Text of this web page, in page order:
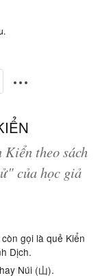
theo sách
của học giả
gọi là quẻ Kiển
Dịch.
Núi (山).